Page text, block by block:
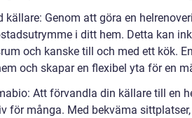
källare: Genom att göra en
i ditt hem. Detta kan
och kanske till och med ett kök.
och skapar en flexibel yta för en
Att förvandla din källare till en
för många. Med bekväma